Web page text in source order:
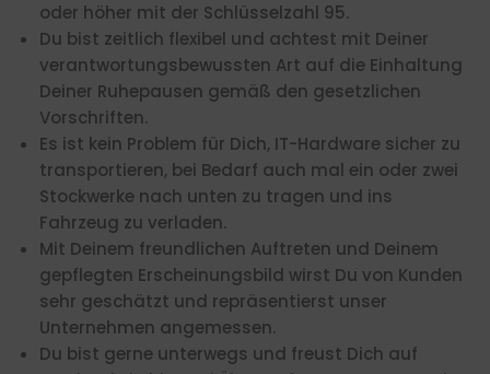
oder höher mit der Schlüsselzahl 95.
Du bist zeitlich flexibel und achtest mit Deiner
verantwortungsbewussten Art auf die Einhaltung
Deiner Ruhepausen gemäß den gesetzlichen
Vorschriften.
Es ist kein Problem für Dich, IT-Hardware sicher zu
transportieren, bei Bedarf auch mal ein oder zwei
Stockwerke nach unten zu tragen und ins
Fahrzeug zu verladen.
Mit Deinem freundlichen Auftreten und Deinem
gepflegten Erscheinungsbild wirst Du von Kunden
sehr geschätzt und repräsentierst unser
Unternehmen angemessen.
Du bist gerne unterwegs und freust Dich auf